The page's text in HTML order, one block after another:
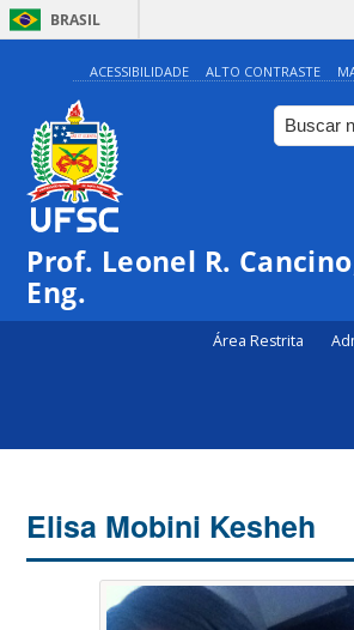
BRASIL
ACESSIBILIDADE ALTO CONTRASTE
Prof. Leonel R.
Eng.
Área Restrita
Elisa Mobini Kesheh